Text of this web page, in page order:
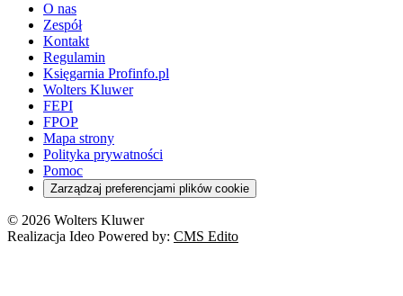
O nas
Zespół
Kontakt
Regulamin
Księgarnia Profinfo.pl
Wolters Kluwer
FEPI
FPOP
Mapa strony
Polityka prywatności
Pomoc
Zarządzaj preferencjami plików cookie
© 2026 Wolters Kluwer
Realizacja Ideo Powered by: CMS Edito